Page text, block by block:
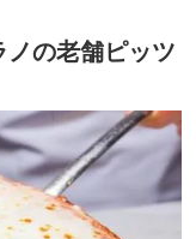
の老舗ピッツ